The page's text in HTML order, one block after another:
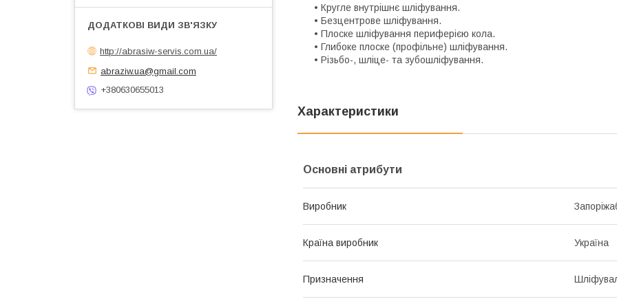
• Кругле внутрішнє шліфування.
• Безцентрове шліфування.
• Плоске шліфування периферією кола.
• Глибоке плоске (профільне) шліфування.
• Різьбо-, шліце- та зубошліфування.
Характеристики
Основні атрибути
Виробник
Країна виробник Україна
Призначення
http://abrasiw-servis.com.ua/
abraziw.ua@gmail.com
+380630655013